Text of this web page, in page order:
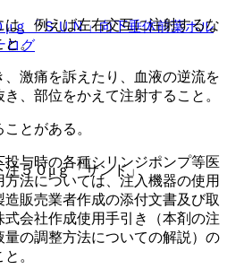
μｇ「ＳＵＮ」向下垂体前葉ホル
ログ
注５０μｇ「サンド」
、例えば左右交互に注射するな
と。
激痛を訴えたり、血液の逆流を
、部位をかえて注射すること。
とがある。
与時の各種シリンジポンプ等医
法については、注入機器の使用
販売業者作成の添付文書及び取
会社作成使用手引き（本剤の注
量の調整方法についての解説）の
。